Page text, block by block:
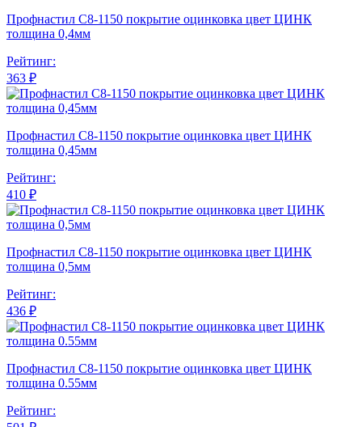
Профнастил С8-1150 покрытие оцинковка цвет ЦИНК
толщина 0,4мм
Рейтинг:
363 ₽
Профнастил С8-1150 покрытие оцинковка цвет ЦИНК
толщина 0,45мм
Рейтинг:
410 ₽
Профнастил С8-1150 покрытие оцинковка цвет ЦИНК
толщина 0,5мм
Рейтинг:
436 ₽
Профнастил С8-1150 покрытие оцинковка цвет ЦИНК
толщина 0.55мм
Рейтинг: